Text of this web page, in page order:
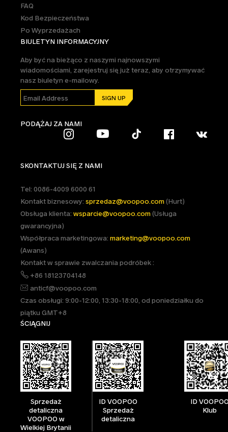
FAQ
Kod Bezpieczeństwa
Po Wyprzedażach
BIULETYN INFORMACYJNY
Aby być na bieżąco z naszymi najnowszymi
wiadomościami, zarejestruj się już teraz, aby otrzymywać
nasz biuletyn e-mailowy.
PODĄŻAJ ZA NAMI
SKONTAKTUJ SIĘ Z NAMI
Tel: 0086-4009 6000 61
Kontakt biznesowy: sprzedaz@voopoo.com(Hurt)
Obsługa klienta: wsparcie@voopoo.com(Usługa
gwarancyjna)
Współpraca marketingowa: marketing@voopoo.com
(Awans)
Kontakt w sprawie zwalczania podróbek :
+86 18123704148
anticf@voopoo.com
Czas obsługi: 9:00-12:00, 13:30-18:00, od poniedziałku do
piątku GMT+8
ŚCIĄGNIJ
Sprzedaż
detaliczna
VOOPOO w
Wielkiej Brytanii
ID VOOPOO
Sprzedaż
detaliczna
ID
Klub